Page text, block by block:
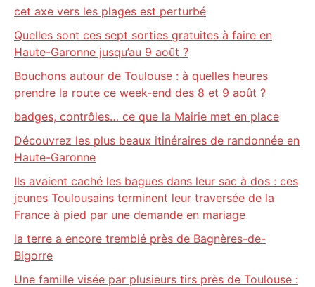
cet axe vers les plages est perturbé
Quelles sont ces sept sorties gratuites à faire en
Haute-Garonne jusqu’au 9 août ?
Bouchons autour de Toulouse : à quelles heures
prendre la route ce week-end des 8 et 9 août ?
badges, contrôles… ce que la Mairie met en place
Découvrez les plus beaux itinéraires de randonnée en
Haute-Garonne
Ils avaient caché les bagues dans leur sac à dos : ces
jeunes Toulousains terminent leur traversée de la
France à pied par une demande en mariage
la terre a encore tremblé près de Bagnères-de-
Bigorre
Une famille visée par plusieurs tirs près de Toulouse :